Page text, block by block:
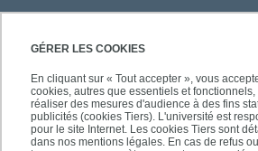
GÉRER LES COOKIES
En cliquant sur « Tout accepter », vous
cookies, autres que essentiels et
réaliser des mesures d'audience à des fins
publicités (cookies Tiers). L'université est
pour le site Internet. Les cookies Tiers sont
dans nos mentions légales. En cas de refus